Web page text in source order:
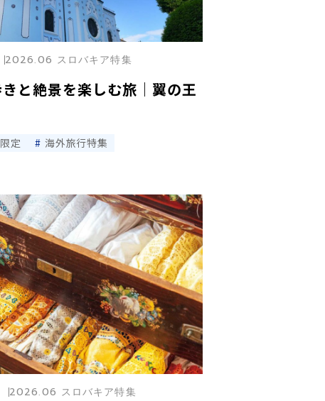
と絶景を楽しむ旅｜翼の王
2026.06 スロバキア特集
定 海外旅行特集
2026.06 スロバキア特集